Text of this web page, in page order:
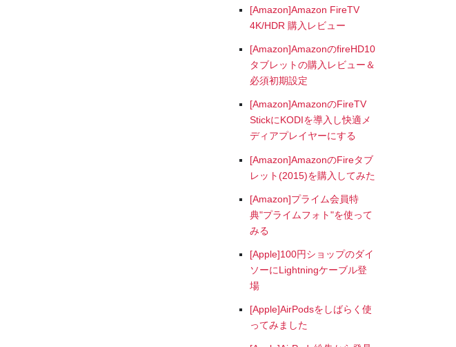
[Amazon]Amazon FireTV
4K/HDR 購入レビュー
[Amazon]AmazonのfireHD10
タブレットの購入レビュー＆
必須初期設定
[Amazon]AmazonのFireTV
StickにKODIを導入し快適メ
ディアプレイヤーにする
[Amazon]AmazonのFireタブ
レット(2015)を購入してみた
[Amazon]プライム会員特
典"プライムフォト"を使って
みる
[Apple]100円ショップのダイ
ソーにLightningケーブル登
場
[Apple]AirPodsをしばらく使
ってみました